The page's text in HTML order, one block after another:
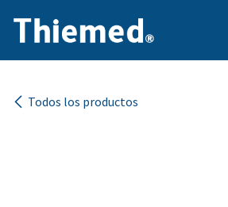
Todos los productos